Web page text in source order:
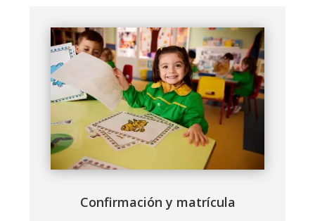
Confirmación y matrícula